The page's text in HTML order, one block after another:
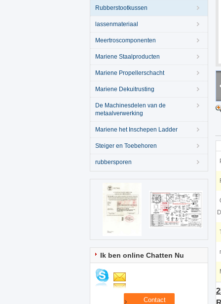
Rubberstootkussen
lassenmateriaal
Meertroscomponenten
Mariene Staalproducten
Mariene Propellerschacht
Mariene Dekuitrusting
De Machinesdelen van de
metaalverwerking
Mariene het Inschepen Ladder
Steiger en Toebehoren
rubbersporen
Ik ben online Chatten Nu